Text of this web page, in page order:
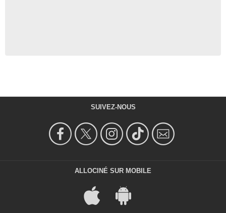
SUIVEZ-NOUS
ALLOCINÉ SUR MOBILE